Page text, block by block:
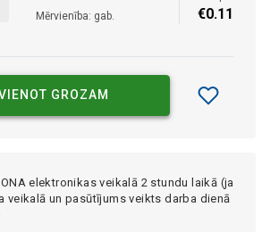
Mērvienība: gab.
€0.11
GROZAM
elektronikas veikalā 2 stundu laikā (ja
veikalā un pasūtījums veikts darba dienā